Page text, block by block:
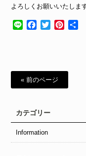
よろしくお願いいたします
Line Facebook
Twitter
« 前のページ
カテゴリー
Information